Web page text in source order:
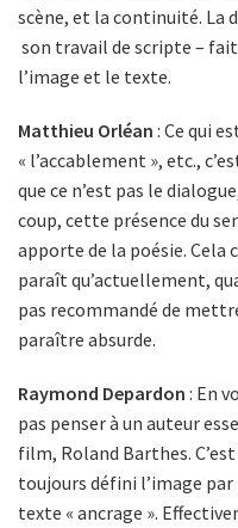
scène, et la continuité. La
son travail de scripte –
l’image et le texte.
Matthieu Orléan : Ce qui
« l’accablement », etc.,
que ce n’est pas le
coup, cette présence du
apporte de la poésie. Cela
paraît qu’actuellement,
pas recommandé de
paraître absurde.
Raymond Depardon : En
pas penser à un auteur
film, Roland Barthes.
toujours défini l’image
texte « ancrage ».